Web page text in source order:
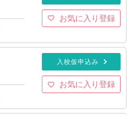
お気に入り登録
入校仮申込み
お気に入り登録